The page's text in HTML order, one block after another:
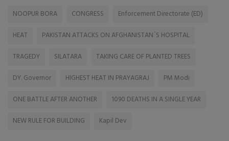
NOOPUR BORA CONGRESS
Enforcement Directorate (ED)
HEAT
PAKISTAN ATTACKS ON AFGHANISTAN`S HOSPITAL
TRAGEDY
SILATARA
TAKING CARE OF PLANTED TREES
DY. Governor
HIGHEST HEAT IN PRAYAGRAJ
PM Modi
ONE BATTLE AFTER ANOTHER
1090 DEATHS IN A SINGLE YEAR
NEW RULE FOR BUILDING
Kapil Dev